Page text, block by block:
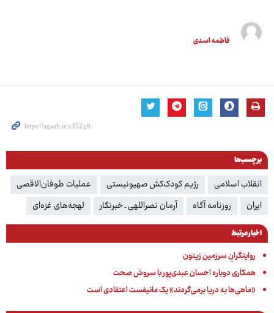
فاطمه اسدی
برچسب‌ها
انقلاب اسلامی رژیم کودک‌کش صهیونیستی
عملیات طوفان‌الاقصی
ایران
روزنامه آگاه آرمان نصراللهی ـ خبرنگار لهجه‌های غزه‌ای
اخبار مرتبط
روایتگرانِ سرزمین زیتون
همکاری دوباره احسان عبدی‌پور با سروش صحت
«ماهی‌ها به دریا برمی‌گردند» یک مانیفست اعتقادی است